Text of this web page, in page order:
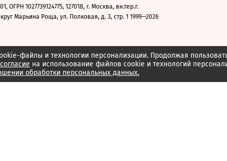
файлы и технологии персонализации. Продолжая
согласие на использование файлов cookie и технологий
обработки персональных данных.
ОГРН 1027739124775, 127018, г. Москва, вн.тер.г.
Марьина Роща, ул. Полковая, д. 3, стр. 1 1999—2026